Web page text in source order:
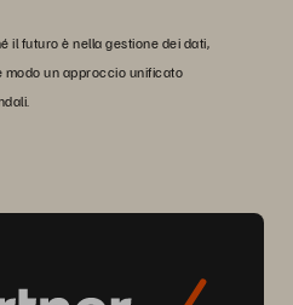
il futuro è nella gestione dei dati,
modo un approccio unificato